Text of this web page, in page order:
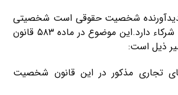
شخصیت حقوقی است شخصیتی
مستقل از شخصیت شرکاء دارد.این موضوع در ماده ۵۸۳ قانون
ذیل است:
تجاری مذکور در این قانون شخصیت